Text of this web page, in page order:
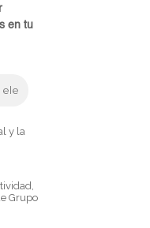
en tu
la
Grupo